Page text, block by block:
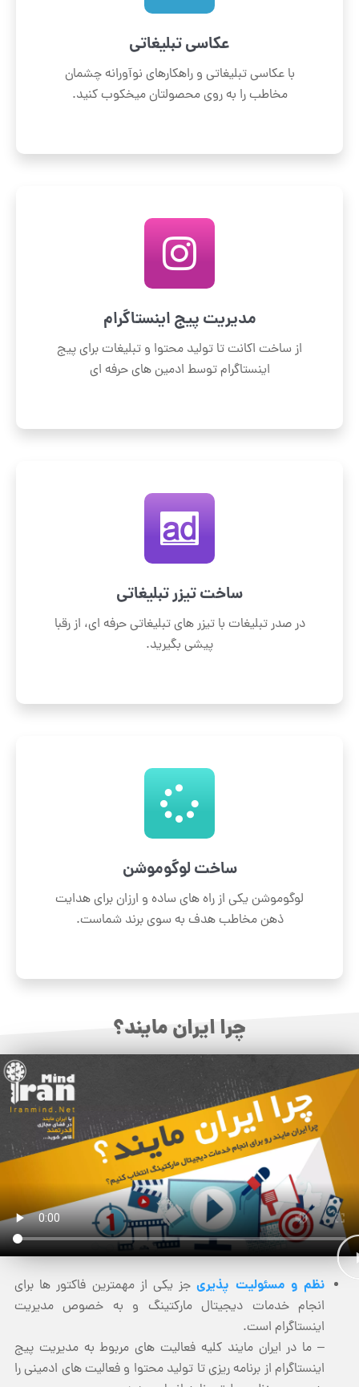
عکاسی تبلیغاتی
با عکاسی تبلیغاتی و راهکارهای نوآورانه چشمان
مخاطب را به روی محصولتان میخکوب کنید.
مدیریت پیج اینستاگرام
از ساخت اکانت تا تولید محتوا و تبلیغات برای پیج
اینستاگرام توسط ادمین های حرفه ای
ساخت تیزر تبلیغاتی
در صدر تبلیغات با تیزر های تبلیغاتی حرفه ای، از رقبا
پیشی بگیرید.
ساخت لوگوموشن
لوگوموشن یکی از راه های ساده و ارزان برای هدایت
ذهن مخاطب هدف به سوی برند شماست.
نظم و مسئولیت پذیریجز یکی از مهمترین فاکتور ها برای
انجام خدمات دیجیتال مارکتینگ و به خصوص مدیریت
اینستاگرام است.
– ما در ایران مایند کلیه فعالیت های مربوط به مدیریت پیج
اینستاگرام از برنامه ریزی تا تولید محتوا و فعالیت های ادمینی را
چرا ایران مایند؟